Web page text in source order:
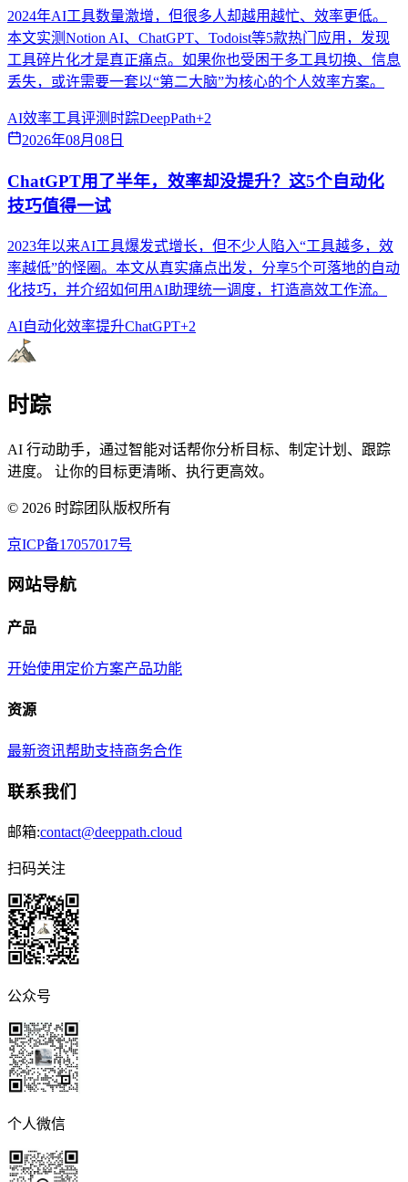
2024年AI工具数量激增，但很多人却越用越忙、效率更低。
本文实测Notion AI、ChatGPT、Todoist等5款热门应用，发现
工具碎片化才是真正痛点。如果你也受困于多工具切换、信息
丢失，或许需要一套以“第二大脑”为核心的个人效率方案。
AI效率工具评测 时踪DeepPath+2
2026年08月08日
ChatGPT用了半年，效率却没提升？这5个自动化
技巧值得一试
2023年以来AI工具爆发式增长，但不少人陷入“工具越多，效
率越低”的怪圈。本文从真实痛点出发，分享5个可落地的自动
化技巧，并介绍如何用AI助理统一调度，打造高效工作流。
AI自动化效率提升ChatGPT+2
时踪
AI 行动助手，通过智能对话帮你分析目标、制定计划、跟踪
进度。 让你的目标更清晰、执行更高效。
© 2026 时踪团队版权所有
京ICP备17057017号
网站导航
产品
开始使用 定价方案产品功能
资源
最新资讯帮助支持商务合作
联系我们
邮箱:contact@deeppath.cloud
扫码关注
公众号
个人微信